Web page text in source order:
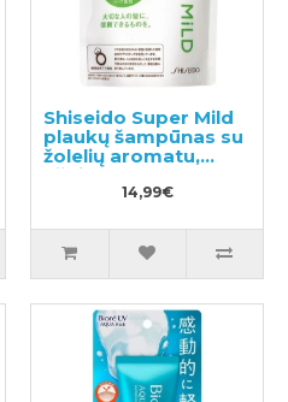
Shiseido Super Mild
plaukų šampūnas su
žolelių aromatu,
užpildas 400ml
14,99€